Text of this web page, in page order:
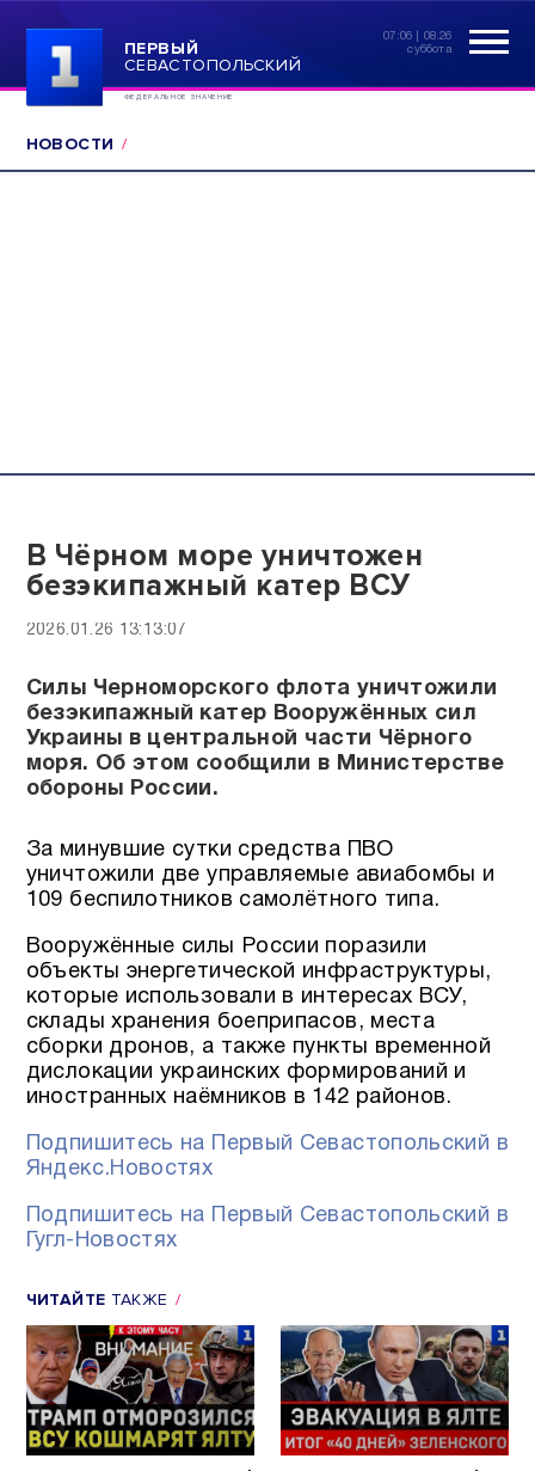
ПЕРВЫЙ
СЕВАСТОПОЛЬСКИЙ
ФЕДЕРАЛЬНОЕ ЗНАЧЕНИЕ
07:06 | 08.26
суббота
НОВОСТИ
В Чёрном море уничтожен
безэкипажный катер ВСУ
2026.01.26 13:13:07
Силы Черноморского флота уничтожили
безэкипажный катер Вооружённых сил
Украины в центральной части Чёрного
моря. Об этом сообщили в Министерстве
обороны России.
За минувшие сутки средства ПВО
уничтожили две управляемые авиабомбы и
109 беспилотников самолётного типа.
Вооружённые силы России поразили
объекты энергетической инфраструктуры,
которые использовали в интересах ВСУ,
склады хранения боеприпасов, места
сборки дронов, а также пункты временной
дислокации украинских формирований и
иностранных наёмников в 142 районов.
Подпишитесь на Первый Севастопольский в
Яндекс.Новостях
Подпишитесь на Первый Севастопольский в
Гугл-Новостях
ЧИТАЙТЕ ТАКЖЕ